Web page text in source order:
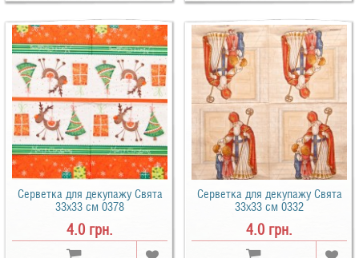
Серветка для декупажу Свята
33х33 см 0378
4.0 грн.
Серветка для декупажу Свята
33х33 см 0332
4.0 грн.